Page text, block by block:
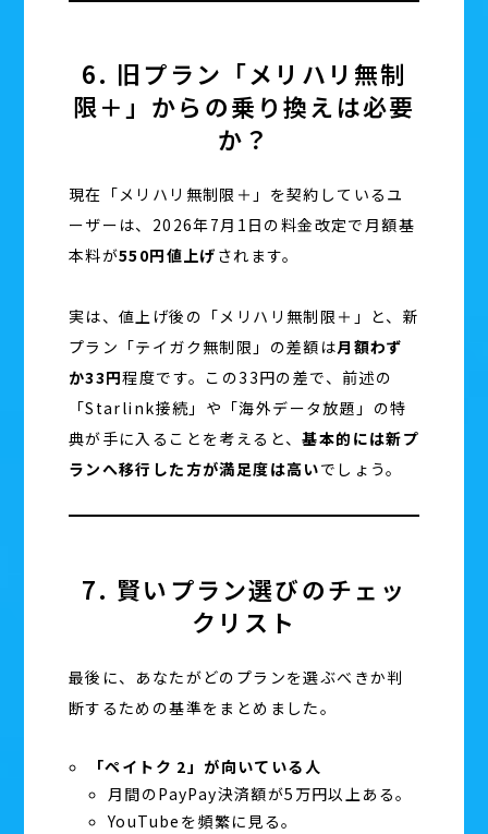
6. 旧プラン「メリハリ無制
限＋」からの乗り換えは必要
か？
現在「メリハリ無制限＋」を契約しているユ
ーザーは、2026年7月1日の料金改定で月額基
本料が550円値上げ されます。
実は、値上げ後の「メリハリ無制限＋」と、新
プラン「テイガク無制限」の差額は月額わず
か33円程度です。この33円の差で、前述の
「Starlink接続」や「海外データ放題」の特
典が手に入ることを考えると、基本的には新プ
ランへ移行した方が満足度は高いでしょう。
7. 賢いプラン選びのチェッ
クリスト
最後に、あなたがどのプランを選ぶべきか判
断するための基準をまとめました。
「ペイトク 2」が向いている人
月間のPayPay決済額が5万円以上ある。
YouTubeを頻繁に見る。